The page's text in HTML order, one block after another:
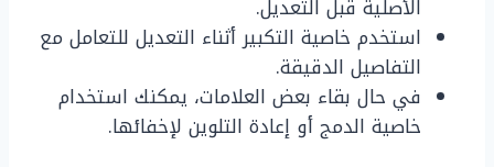
الأصلية قبل التعديل.
استخدم خاصية التكبير أثناء التعديل للتعامل مع
التفاصيل الدقيقة.
في حال بقاء بعض العلامات، يمكنك استخدام
خاصية الدمج أو إعادة التلوين لإخفائها.